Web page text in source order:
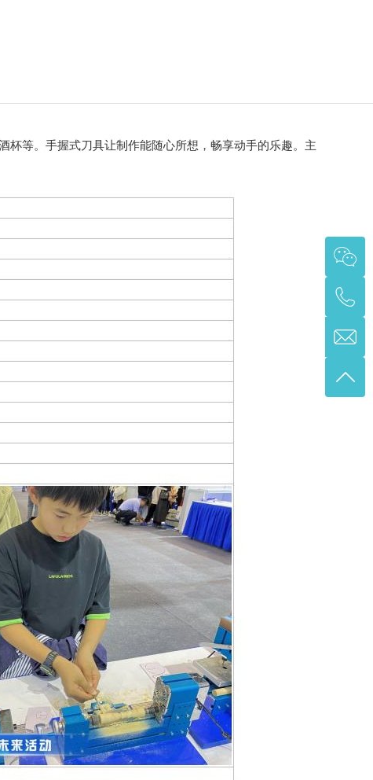
杯等。手握式刀具让制作能随心所想，畅享动手的乐趣。主